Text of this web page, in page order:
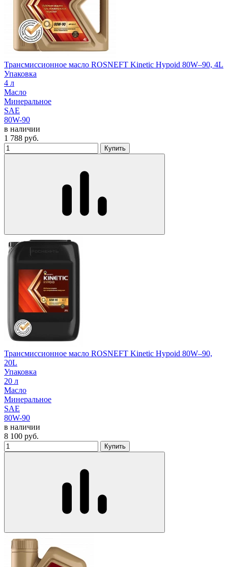
Трансмиссионное масло ROSNEFT Kinetic Hypoid 80W–90, 4L
Упаковка
4 л
Масло
Минеральное
SAE
80W-90
в наличии
1 788 руб.
Купить
Трансмиссионное масло ROSNEFT Kinetic Hypoid 80W–90,
20L
Упаковка
20 л
Масло
Минеральное
SAE
80W-90
в наличии
8 100 руб.
Купить